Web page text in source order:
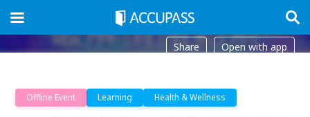
Share Open with app
Offline Event Learning Health & Wellness